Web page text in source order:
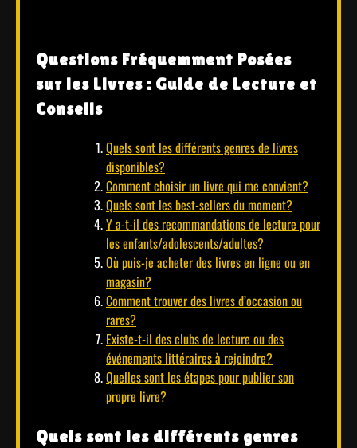
Questions Fréquemment Posées
sur les Livres : Guide de Lecture et
Conseils
Quels sont les différents genres de livres
disponibles?
Comment choisir un livre qui me convient?
Quels sont les best-sellers du moment?
Y a-t-il des recommandations de lecture pour
les enfants/adolescents/adultes?
Où puis-je acheter des livres en ligne ou en
magasin?
Comment trouver des livres d’occasion ou
rares?
Existe-t-il des clubs de lecture ou des
événements littéraires à rejoindre?
Quelles sont les étapes pour publier son
propre livre?
Quels sont les différents genres